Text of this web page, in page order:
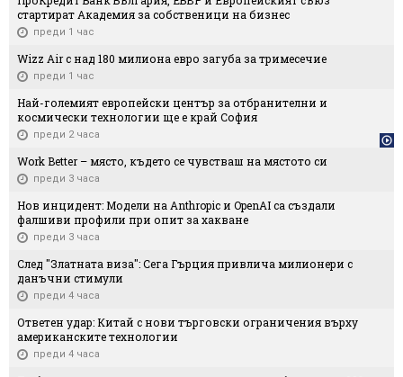
стартират Академия за собственици на бизнес
преди 1 час
Wizz Air с над 180 милиона евро загуба за тримесечие
преди 1 час
Най-големият европейски център за отбранителни и
космически технологии ще е край София
преди 2 часа
Work Better – място, където се чувстваш на мястото си
преди 3 часа
Нов инцидент: Модели на Anthropic и OpenAI са създали
фалшиви профили при опит за хакване
преди 3 часа
След "Златната виза": Сега Гърция привлича милионери с
данъчни стимули
преди 4 часа
Ответен удар: Китай с нови търговски ограничения върху
американските технологии
преди 4 часа